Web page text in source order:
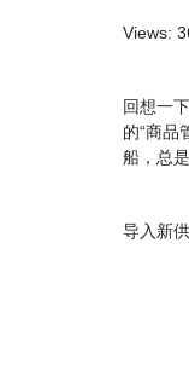
Views:
回想一
的“商品
船，总
导入新